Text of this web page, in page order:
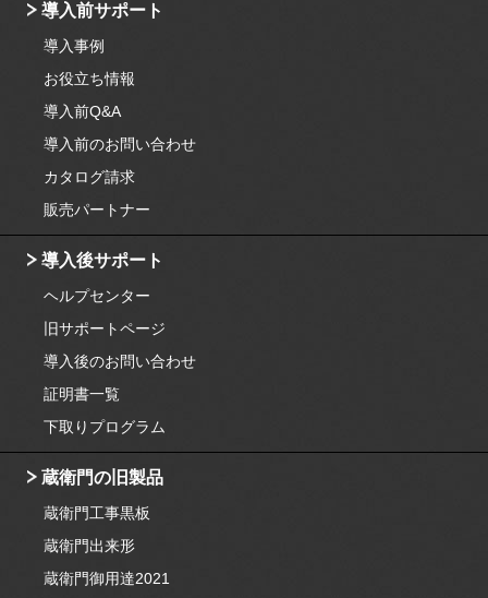
導入前サポート
導入事例
お役立ち情報
導入前Q&A
導入前のお問い合わせ
カタログ請求
販売パートナー
導入後サポート
ヘルプセンター
旧サポートページ
導入後のお問い合わせ
証明書一覧
下取りプログラム
蔵衛門の旧製品
蔵衛門工事黒板
蔵衛門出来形
蔵衛門御用達2021